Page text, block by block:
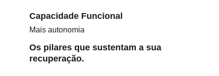
Capacidade Funcional
Mais autonomia
Os pilares que sustentam a sua
recuperação.